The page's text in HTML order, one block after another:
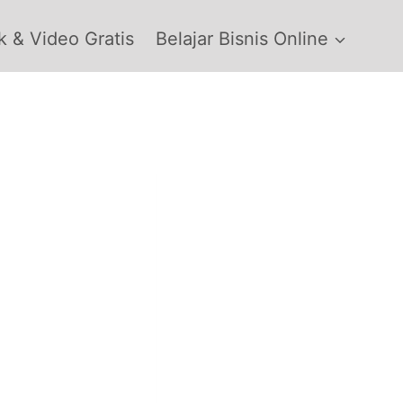
& Video Gratis Belajar Bisnis Online